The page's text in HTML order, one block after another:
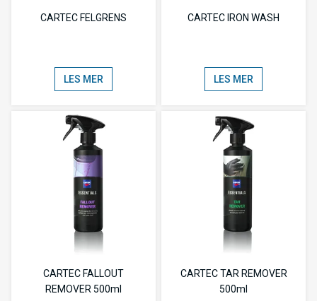
CARTEC FELGRENS
LES MER
CARTEC IRON WASH
LES MER
CARTEC FALLOUT
REMOVER 500ml
CARTEC TAR REMOVER
500ml